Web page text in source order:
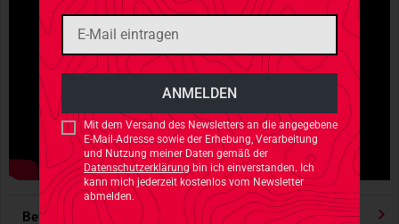
Mit dem Versand des Newsletters an die angegebene
E-Mail-Adresse sowie der Erhebung, Verarbeitung
und Nutzung meiner Daten gemäß der
Datenschutzerklärungbin ich einverstanden. Ich
kann mich jederzeit kostenlos vom Newsletter
abmelden.
Bewertungen 4.91 / 5 Sternen